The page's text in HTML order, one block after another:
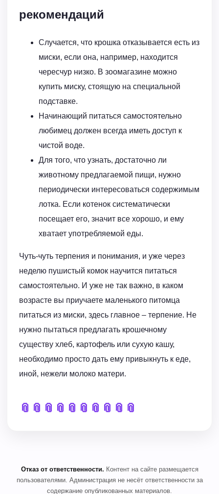
рекомендаций
Случается, что крошка отказывается есть из
миски, если она, например, находится
чересчур низко. В зоомагазине можно
купить миску, стоящую на специальной
подставке.
Начинающий питаться самостоятельно
любимец должен всегда иметь доступ к
чистой воде.
Для того, что узнать, достаточно ли
животному предлагаемой пищи, нужно
периодически интересоваться содержимым
лотка. Если котенок систематически
посещает его, значит все хорошо, и ему
хватает употребляемой еды.
Чуть-чуть терпения и понимания, и уже через
неделю пушистый комок научится питаться
самостоятельно. И уже не так важно, в каком
возрасте вы приучаете маленького питомца
питаться из миски, здесь главное – терпение. Не
нужно пытаться предлагать крошечному
существу хлеб, картофель или сухую кашу,
необходимо просто дать ему привыкнуть к еде,
иной, нежели молоко матери.
📎 📎 📎 📎 📎 📎 📎 📎 📎 📎
Отказ от ответственности. Контент на сайте размещается
пользователями. Администрация не несёт ответственности за
содержание опубликованных материалов.